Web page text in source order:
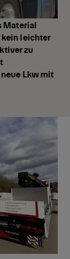
Material
kein leichter
zu
Lkw mit